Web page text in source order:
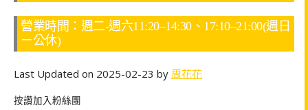
營業時間：週二-週六11:20–14:30、17:10–21:00(週日
ㄧ公休)
Last Updated on 2025-02-23 by 周花花
按讚加入粉絲團